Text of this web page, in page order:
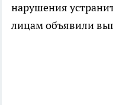
нарушения
лицам объявили